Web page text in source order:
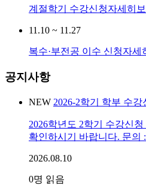
계절학기 수강신청자세히보
11.10 ~ 11.27
복수·부전공 이수 신청자세
공지사항
NEW 2026-2학기 학부 수강
2026학년도 2학기 수강신
확인하시기 바랍니다. 문의 :
2026.08.10
0명 읽음